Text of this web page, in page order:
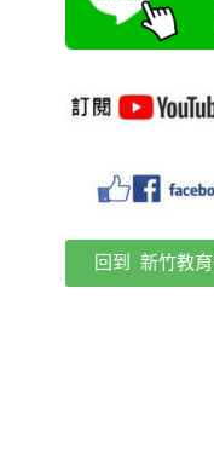
回到 新竹教